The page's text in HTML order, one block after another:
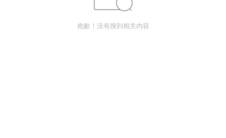
抱歉！没有搜到相关内容